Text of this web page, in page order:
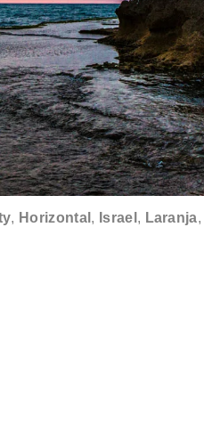
, Horizontal , Israel , Laranja,